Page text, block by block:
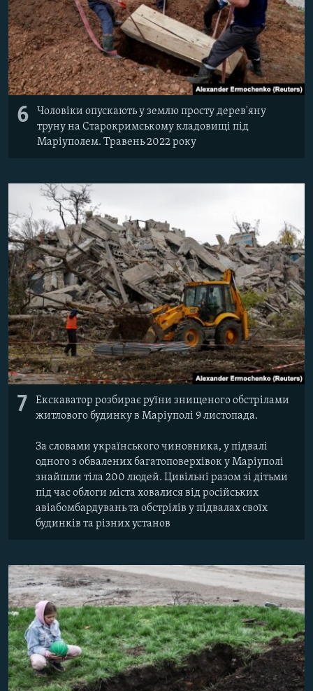
6
Чоловіки опускають у землю просту дерев'яну
труну на Старокримському кладовищі під
Маріуполем. Травень 2022 року
7
Екскаватор розбирає руїни знищеного обстрілами
житлового будинку в Маріуполі 9 листопада.
За словами українського чиновника, у підвалі
одного з обвалених багатоповерхівок у Маріуполі
знайшли тіла 200 людей. Цивільні разом зі дітьми
під час облоги міста ховалися від російських
авіабомбардувань та обстрілів у підвалах своїх
будинків та різних установ